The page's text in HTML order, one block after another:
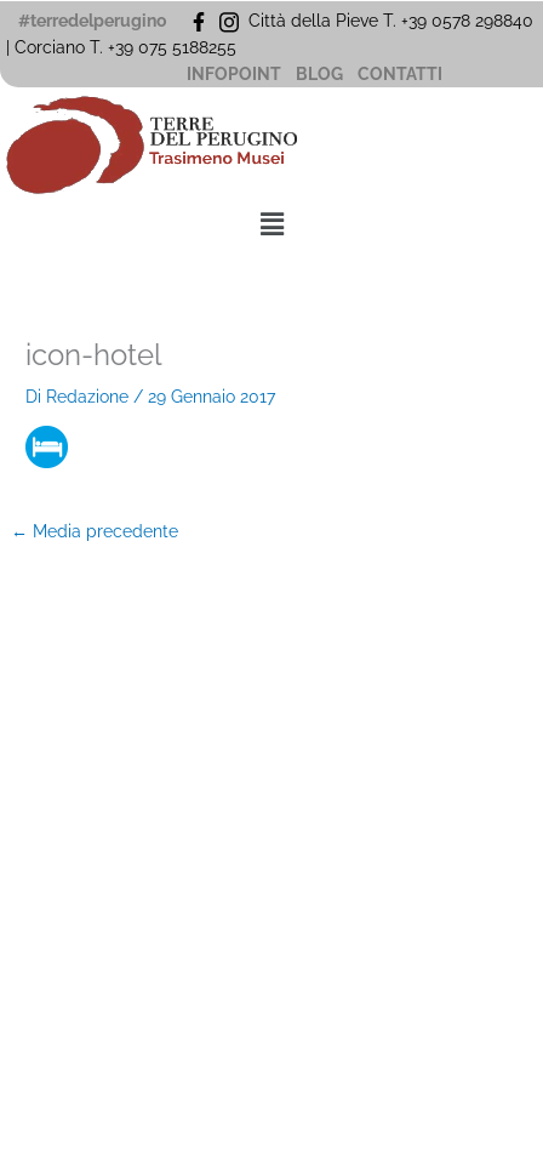
Vai
al
#terredelperugino
Città della Pieve T. +39 0578 298840
| Corciano T. +39 075 5188255
INFOPOINT
BLOG CONTATTI
Menu
icon-hotel
Di Redazione/29 Gennaio 2017
← Media precedente